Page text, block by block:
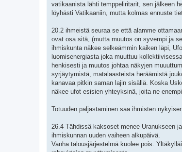
vatikaanista lähti temppeliritarit, sen jälkeen
löyhästi Vatikaaniin, mutta kolmas ennuste
20.2 ihmeistä seuraa se että alamme
ovat osa sitä, (mutta muutos on syvempi ja
ihmiskunta näkee selkeämmin kaiken läpi,
luomisenergiasta joka muuttuu
henkisesti ja muutos johtaa näkyjen
syrjäytymistä, matalaasteista heräämistä
kanavaa pitkin saman lajin sisällä. Koska
näkee ufot esisien yhteyksinä, joita ne
Totuuden paljastaminen saa ihmisten
26.4 Tähdissä kaksoset menee Uranukseen
ihmiskunnan uuden vaiheen alkupäivä.
Vanha talousjärjestelmä kuolee pois.